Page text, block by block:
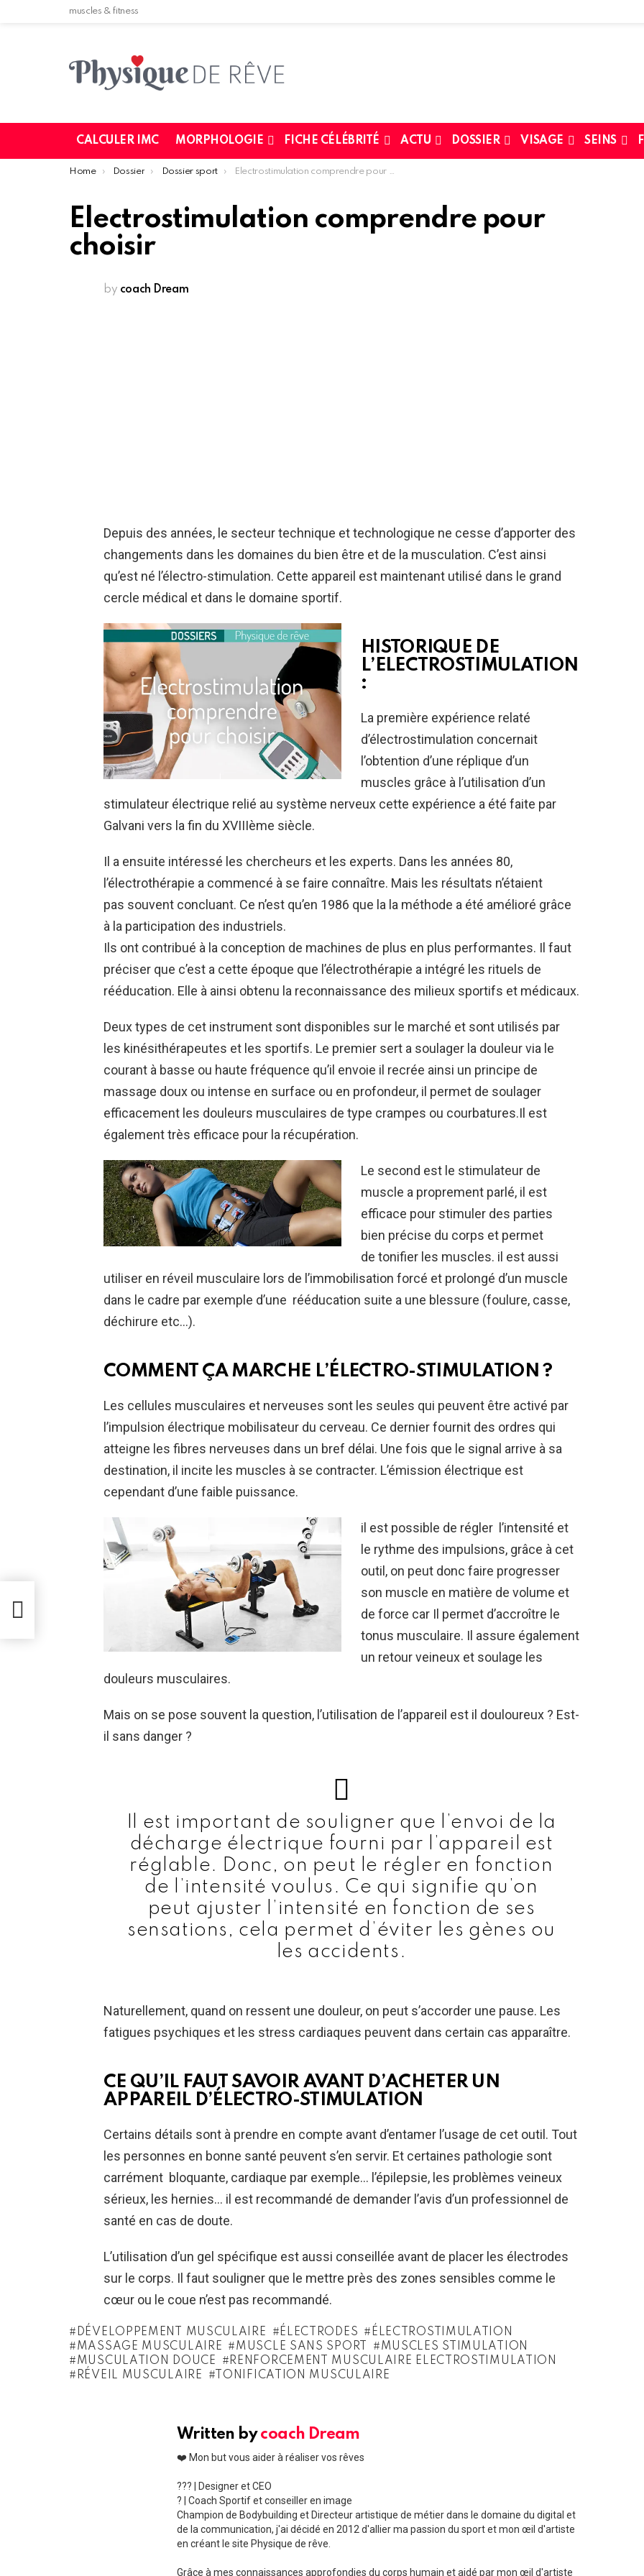
muscles & fitness
CALCULER IMC MORPHOLOGIE FICHE CÉLÉBRITÉ ACTU DOSSIER VISAGE SEINS
You are here:
Home Dossier Dossier sport Electrostimulation comprendre pour choisir
Electrostimulation comprendre pour
choisir
by coach Dream
Depuis des années, le secteur technique et technologique ne cesse d’apporter des
changements dans les domaines du bien être et de la musculation. C’est ainsi
qu’est né l’électro-stimulation. Cette appareil est maintenant utilisé dans le grand
cercle médical et dans le domaine sportif.
HISTORIQUE DE
L’ELECTROSTIMULATION
:
La première expérience relaté
d’électrostimulation concernait
l’obtention d’une réplique d’un
muscles grâce à l’utilisation d’un
stimulateur électrique relié au système nerveux cette expérience a été faite par
Galvani vers la fin du XVIIIème siècle.
Il a ensuite intéressé les chercheurs et les experts. Dans les années 80,
l’électrothérapie a commencé à se faire connaître. Mais les résultats n’étaient
pas souvent concluant. Ce n’est qu’en 1986 que la la méthode a été amélioré grâce
à la participation des industriels.
Ils ont contribué à la conception de machines de plus en plus performantes. Il faut
préciser que c’est a cette époque que l’électrothérapie a intégré les rituels de
rééducation. Elle à ainsi obtenu la reconnaissance des milieux sportifs et médicaux.
Deux types de cet instrument sont disponibles sur le marché et sont utilisés par
les kinésithérapeutes et les sportifs. Le premier sert a soulager la douleur via le
courant à basse ou haute fréquence qu’il envoie il recrée ainsi un principe de
massage doux ou intense en surface ou en profondeur, il permet de soulager
efficacement les douleurs musculaires de type crampes ou courbatures.Il est
également très efficace pour la récupération.
Le second est le stimulateur de
muscle a proprement parlé, il est
efficace pour stimuler des parties
bien précise du corps et permet
de tonifier les muscles. il est aussi
utiliser en réveil musculaire lors de l’immobilisation forcé et prolongé d’un muscle
dans le cadre par exemple d’une rééducation suite a une blessure (foulure, casse,
déchirure etc…).
COMMENT ÇA MARCHE L’ÉLECTRO-STIMULATION ?
Les cellules musculaires et nerveuses sont les seules qui peuvent être activé par
l’impulsion électrique mobilisateur du cerveau. Ce dernier fournit des ordres qui
atteigne les fibres nerveuses dans un bref délai. Une fois que le signal arrive à sa
destination, il incite les muscles à se contracter. L’émission électrique est
cependant d’une faible puissance.
il est possible de régler l’intensité et
le rythme des impulsions, grâce à cet
outil, on peut donc faire progresser
son muscle en matière de volume et
de force car Il permet d’accroître le
tonus musculaire. Il assure également
un retour veineux et soulage les
douleurs musculaires.
Mais on se pose souvent la question, l’utilisation de l’appareil est il douloureux ? Est-
il sans danger ?
Il est important de souligner que l’envoi de la
décharge électrique fourni par l’appareil est
réglable. Donc, on peut le régler en fonction
de l’intensité voulus. Ce qui signifie qu’on
peut ajuster l’intensité en fonction de ses
sensations, cela permet d’éviter les gènes ou
les accidents.
Naturellement, quand on ressent une douleur, on peut s’accorder une pause. Les
fatigues psychiques et les stress cardiaques peuvent dans certain cas apparaître.
CE QU’IL FAUT SAVOIR AVANT D’ACHETER UN
APPAREIL D’ÉLECTRO-STIMULATION
Certains détails sont à prendre en compte avant d’entamer l’usage de cet outil. Tout
les personnes en bonne santé peuvent s’en servir. Et certaines pathologie sont
carrément bloquante, cardiaque par exemple… l’épilepsie, les problèmes veineux
sérieux, les hernies… il est recommandé de demander l’avis d’un professionnel de
santé en cas de doute.
L’utilisation d’un gel spécifique est aussi conseillée avant de placer les électrodes
sur le corps. Il faut souligner que le mettre près des zones sensibles comme le
cœur ou le coue n’est pas recommandé.
DÉVELOPPEMENT MUSCULAIRE ÉLECTRODES
ÉLECTROSTIMULATION
MASSAGE MUSCULAIRE
MUSCLE SANS SPORT
MUSCLES STIMULATION
MUSCULATION DOUCE
RENFORCEMENT MUSCULAIRE ELECTROSTIMULATION
RÉVEIL MUSCULAIRE
TONIFICATION MUSCULAIRE
Written bycoach Dream
❤️ Mon but vous aider à réaliser vos rêves
??‍? | Designer et CEO
? | Coach Sportif et conseiller en image
Champion de Bodybuilding et Directeur artistique de métier dans le domaine du digital et
de la communication, j'ai décidé en 2012 d'allier ma passion du sport et mon œil d'artiste
en créant le site Physique de rêve.
Grâce à mes connaissances approfondies du corps humain et aidé par mon œil d'artiste